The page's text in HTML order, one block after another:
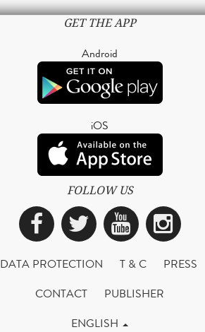
GET THE APP
Android
iOS
FOLLOW US
Facebook
Twitter
DATA PROTECTION T & C
PRESS
CONTACT
PUBLISHER
ENGLISH